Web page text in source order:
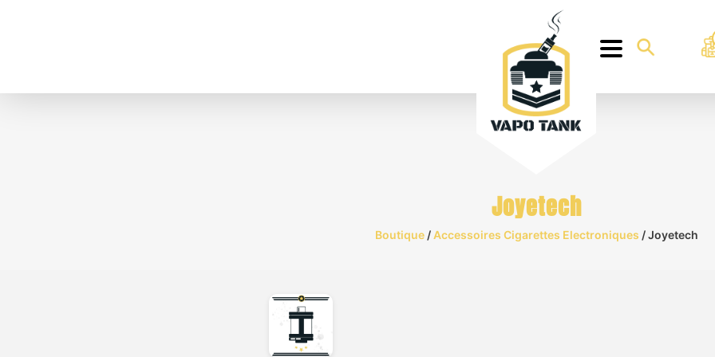
Joyetech
Boutique/ Accessoires Cigarettes Electroniques / Joyetech